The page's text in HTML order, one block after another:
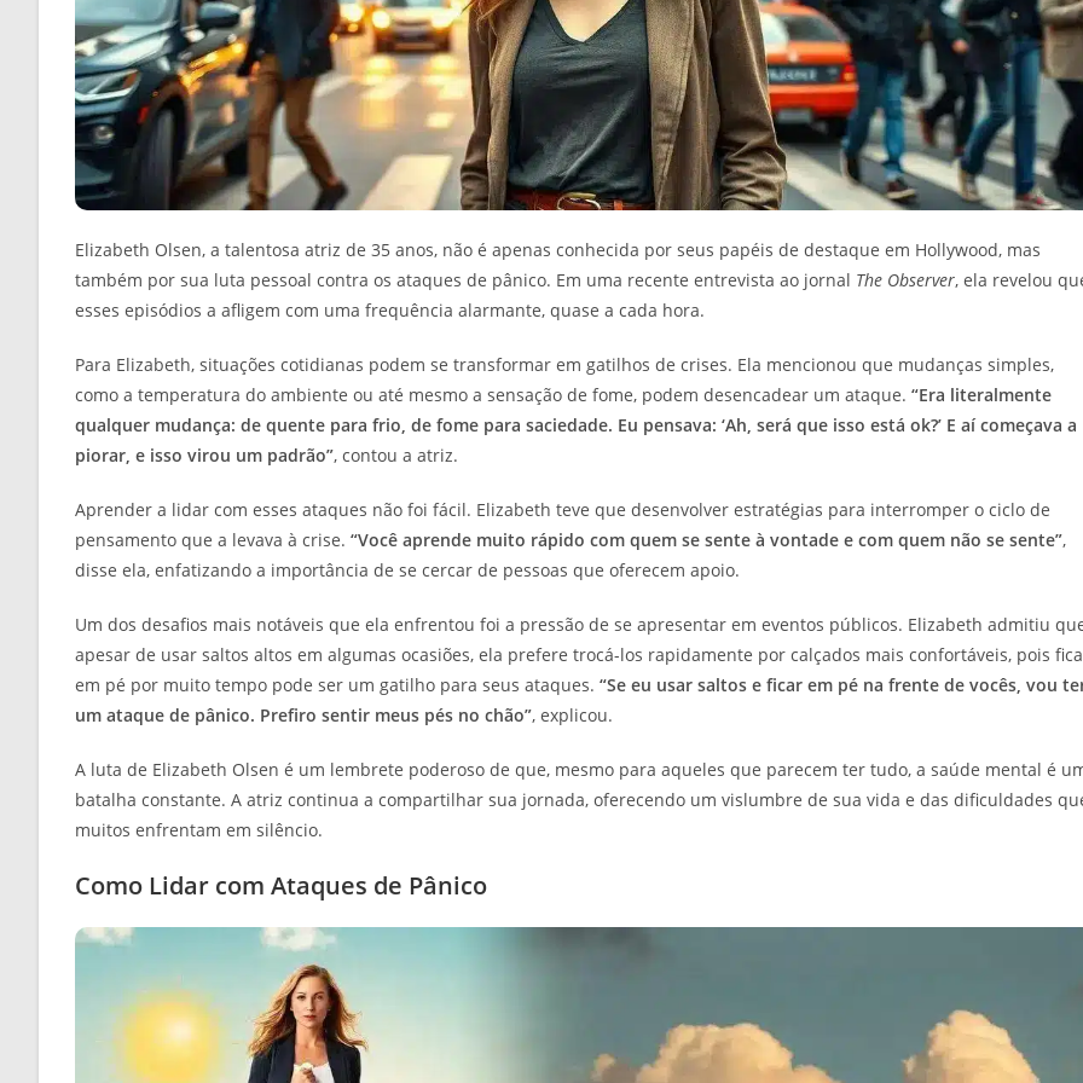
Elizabeth Olsen, a talentosa atriz de 35 anos, não é apenas conhecida por seus papéis de destaque em Hollywood, mas
também por sua luta pessoal contra os ataques de pânico. Em uma recente entrevista ao jornal The Observer, ela revelou
esses episódios a afligem com uma frequência alarmante, quase a cada hora.
Para Elizabeth, situações cotidianas podem se transformar em gatilhos de crises. Ela mencionou que mudanças simples,
como a temperatura do ambiente ou até mesmo a sensação de fome, podem desencadear um ataque. “Era literalmente
qualquer mudança: de quente para frio, de fome para saciedade. Eu pensava: ‘Ah, será que isso está ok?’ E aí começava a
piorar, e isso virou um padrão”, contou a atriz.
Aprender a lidar com esses ataques não foi fácil. Elizabeth teve que desenvolver estratégias para interromper o ciclo de
pensamento que a levava à crise. “Você aprende muito rápido com quem se sente à vontade e com quem não se sente”,
disse ela, enfatizando a importância de se cercar de pessoas que oferecem apoio.
Um dos desafios mais notáveis que ela enfrentou foi a pressão de se apresentar em eventos públicos. Elizabeth admitiu
apesar de usar saltos altos em algumas ocasiões, ela prefere trocá-los rapidamente por calçados mais confortáveis, pois
em pé por muito tempo pode ser um gatilho para seus ataques. “Se eu usar saltos e ficar em pé na frente de vocês, vou
um ataque de pânico. Prefiro sentir meus pés no chão”, explicou.
A luta de Elizabeth Olsen é um lembrete poderoso de que, mesmo para aqueles que parecem ter tudo, a saúde mental é
batalha constante. A atriz continua a compartilhar sua jornada, oferecendo um vislumbre de sua vida e das dificuldades
muitos enfrentam em silêncio.
Como Lidar com Ataques de Pânico